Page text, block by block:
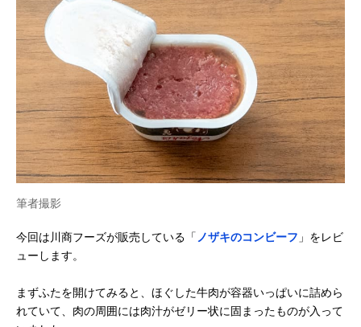
筆者撮影
今回は川商フーズが販売している「 ノザキのコンビーフ 」をレビ
ューします。
まずふたを開けてみると、ほぐした牛肉が容器いっぱいに詰めら
れていて、肉の周囲には肉汁がゼリー状に固まったものが入って